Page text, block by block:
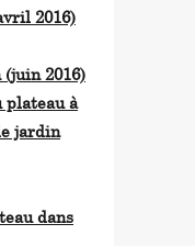
2016)
2016)
plateau à
jardin
dans